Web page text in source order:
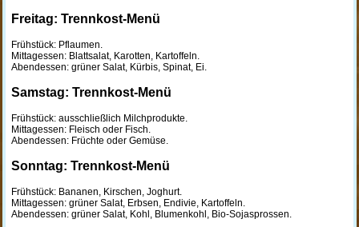
Freitag: Trennkost-Menü
Frühstück: Pflaumen.
Mittagessen: Blattsalat, Karotten, Kartoffeln.
Abendessen: grüner Salat, Kürbis, Spinat, Ei.
Samstag: Trennkost-Menü
Frühstück: ausschließlich Milchprodukte.
Mittagessen: Fleisch oder Fisch.
Abendessen: Früchte oder Gemüse.
Sonntag: Trennkost-Menü
Frühstück: Bananen, Kirschen, Joghurt.
Mittagessen: grüner Salat, Erbsen, Endivie, Kartoffeln.
Abendessen: grüner Salat, Kohl, Blumenkohl, Bio-Sojasprossen.